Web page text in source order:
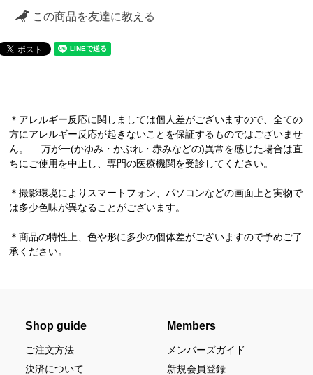
この商品を友達に教える
＊アレルギー反応に関しましては個人差がございますので、全ての
方にアレルギー反応が起きないことを保証するものではございませ
ん。 万が一(かゆみ・かぶれ・赤みなどの)異常を感じた場合は直
ちにご使用を中止し、専門の医療機関を受診してください。
＊撮影環境によりスマートフォン、パソコンなどの画面上と実物で
は多少色味が異なることがございます。
＊商品の特性上、色や形に多少の個体差がございますので予めご了
承ください。
Shop guide
ご注文方法
決済について
Members
メンバーズガイド
新規会員登録